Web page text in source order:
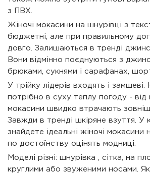
з ПВХ.
Жіночі мокасини на шнурівці з
бюджетні, але при правильному
довго. Залишаються в тренді
Вони відмінно поєднуються з
брюками, сукнями і сарафанах,
У трійку лідерів входять і замшеві.
потрібно в суху теплу погоду - від
мокасини швидко втрачають
Завжди в тренді шкіряне взуття. У
знайдете ідеальні жіночі мокасини
по достоїнству оцінять модниці.
Моделі різні: шнурівка , сітка, на
круглими або звуженими носами.